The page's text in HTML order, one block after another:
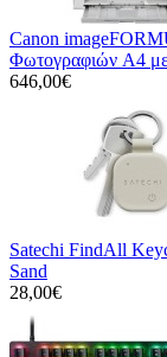
Canon
Φωτογραφιών A4
646,00€
Satechi FindAll
Sand
28,00€